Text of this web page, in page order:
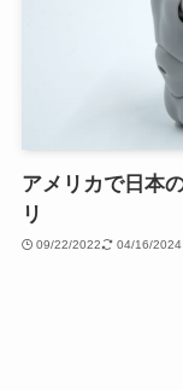
アメリカで日本
リ
09/22/2022 04/16/2024